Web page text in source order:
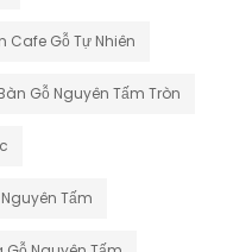
Cafe Gỗ Tự Nhiên
Gỗ Nguyên Tấm Tròn
Tấm